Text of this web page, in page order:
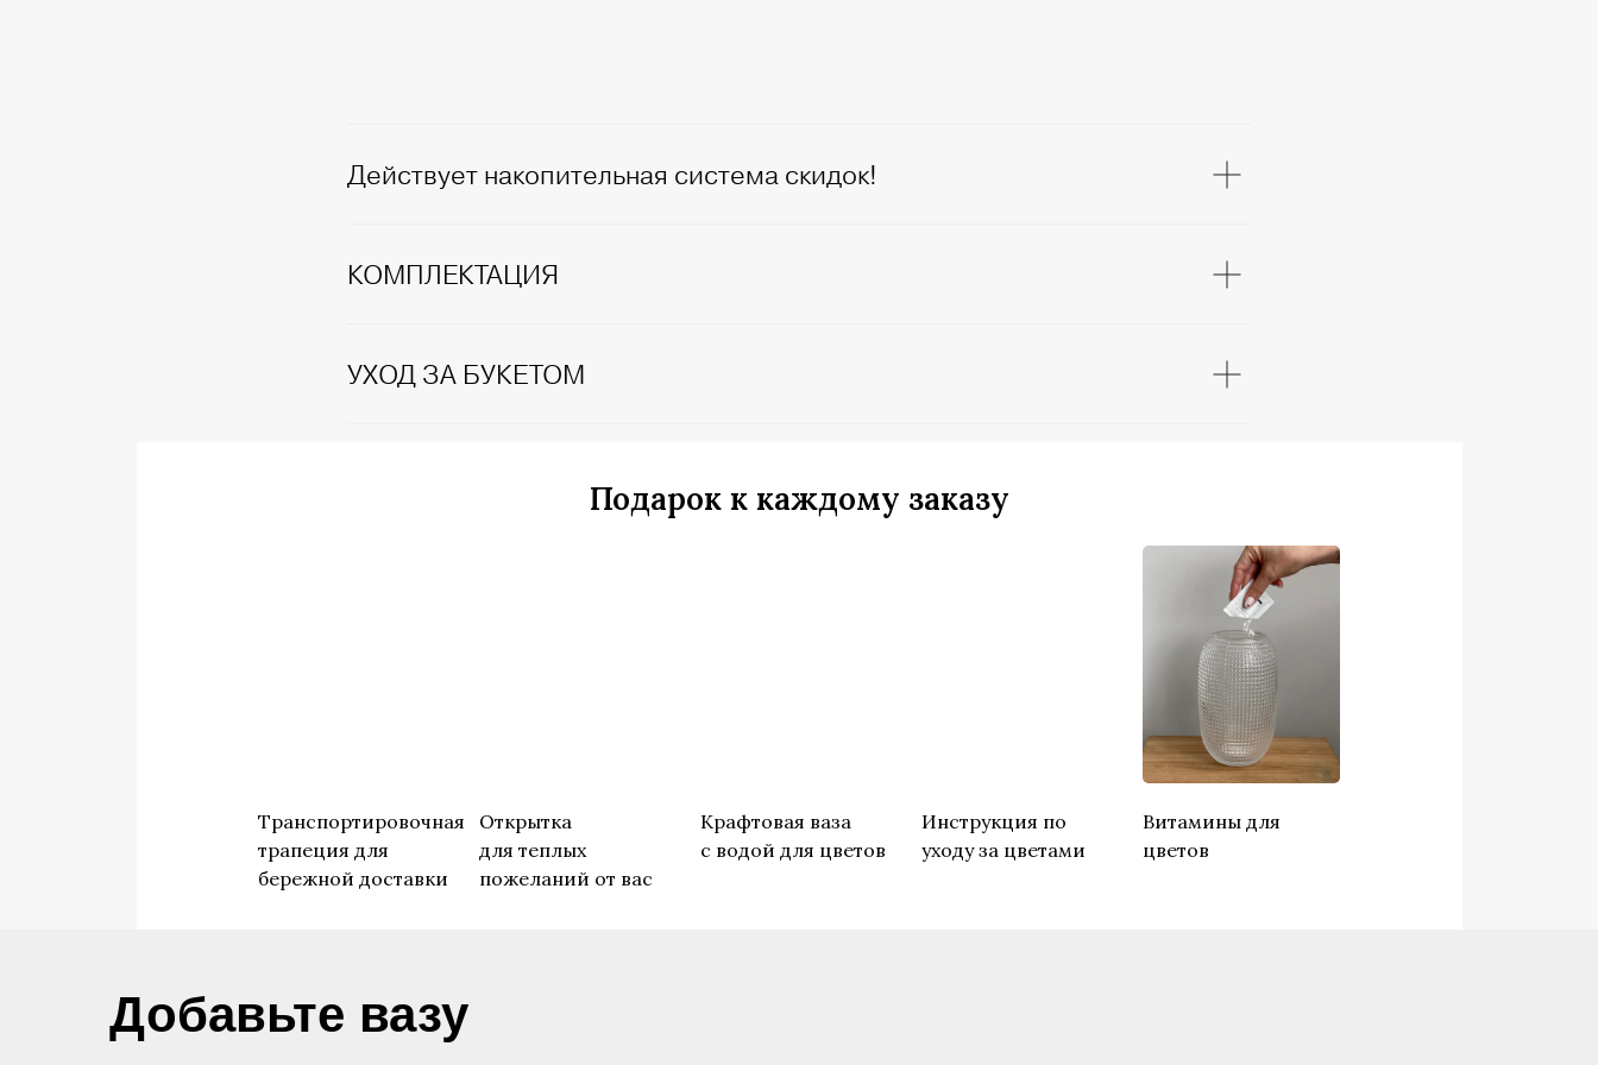
Действует накопительная система скидок!
КОМПЛЕКТАЦИЯ
УХОД ЗА БУКЕТОМ
Транспортировочная
трапеция для
бережной доставки
Открытка
для теплых
пожеланий от вас
Крафтовая ваза
с водой для цветов
Инструкция по
уходу за цветами
Витамины для
цветов
Подарок к каждому заказу
​Добавьте вазу